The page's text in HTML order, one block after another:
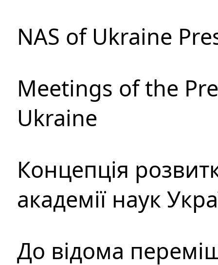
NAS of Ukraine
Meetings of the
Ukraine
Концепція
академії наук
До відома